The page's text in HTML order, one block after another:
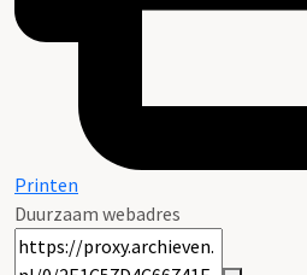
Printen
Duurzaam webadres